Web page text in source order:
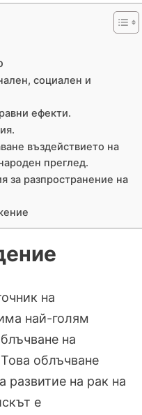
социален и
ефекти.
въздействието на
преглед.
за разпространение на
на
най-голям
на
облъчване
развитие на рак на
е